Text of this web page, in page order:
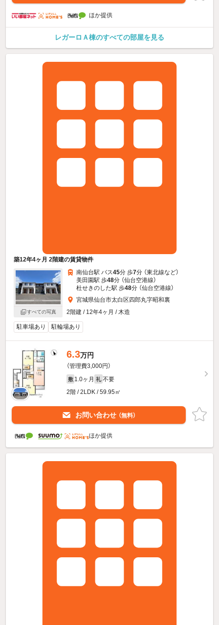
ほか提供
レガーロＡ棟のすべての部屋を見る
築12年4ヶ月 2階建の賃貸物件
すべての写真
南仙台駅 バス45分 歩7分 （東北線など）
美田園駅 歩48分 （仙台空港線）
杜せきのした駅 歩48分 （仙台空港線）
宮城県仙台市太白区四郎丸字昭和裏
2階建 / 12年4ヶ月 / 木造
駐車場あり 駐輪場あり
6.3万円
（管理費3,000円）
敷 1.0ヶ月 礼 不要
2階 / 2LDK / 59.95㎡
お問い合わせ （無料）
ほか提供